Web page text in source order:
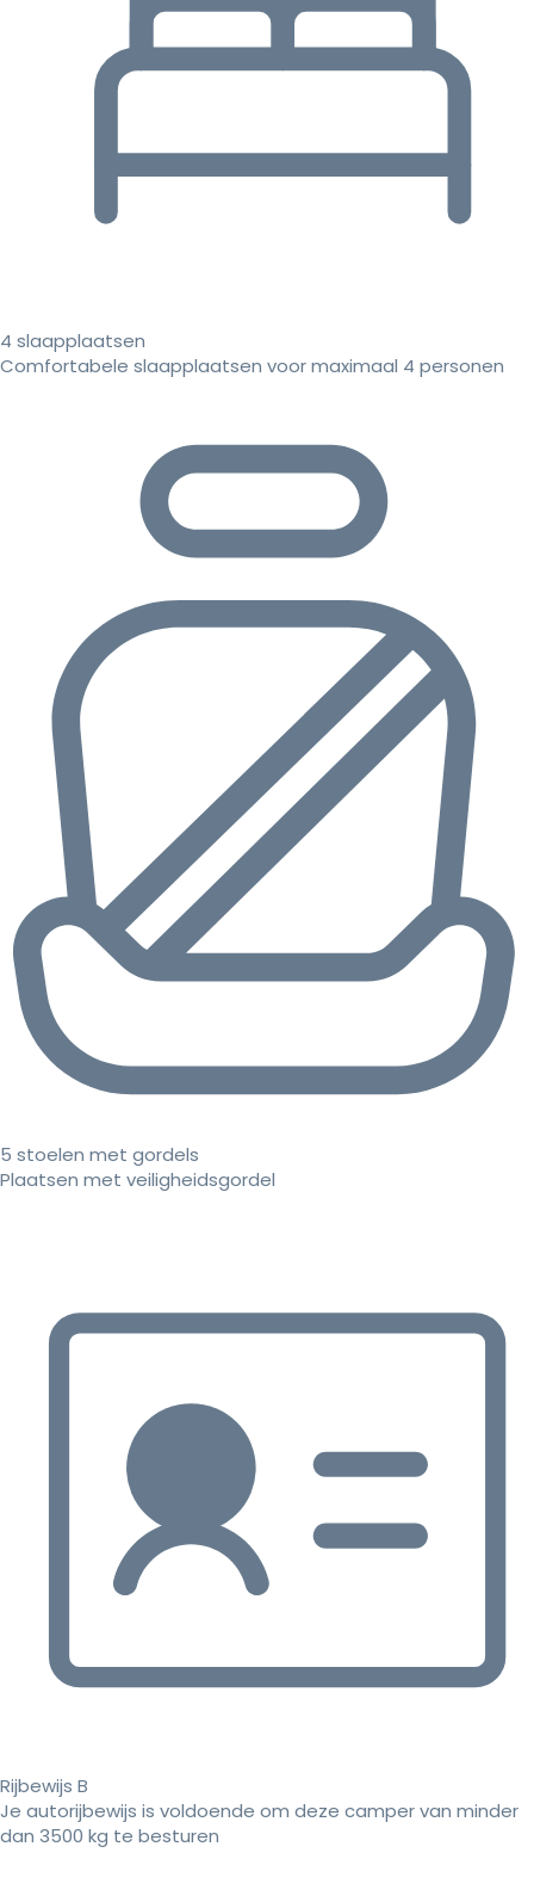
4 slaapplaatsen
Comfortabele slaapplaatsen voor maximaal 4 personen
5 stoelen met gordels
Plaatsen met veiligheidsgordel
Rijbewijs B
Je autorijbewijs is voldoende om deze camper van minder
dan 3500 kg te besturen